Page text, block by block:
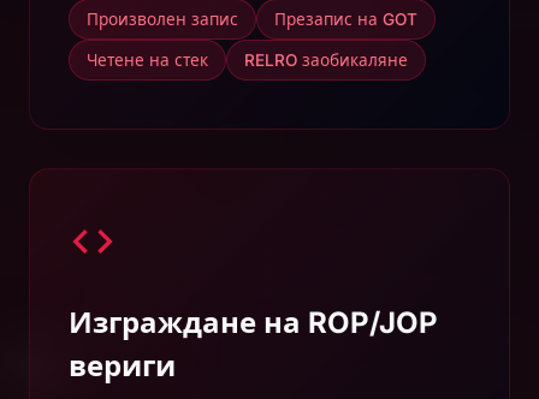
Произволен запис Презапис на GOT
Четене на стек RELRO заобикаляне
Изграждане на ROP/JOP
вериги